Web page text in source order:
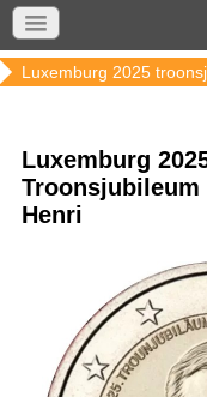
Home
Luxemburg 2025
Luxemburg
Troonsjubileum
Henri